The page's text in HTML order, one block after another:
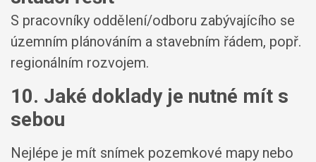
S pracovníky oddělení/odboru zabývajícího se
územním plánováním a stavebním řádem, popř.
regionálním rozvojem.
10. Jaké doklady je nutné mít s
sebou
Nejlépe je mít snímek pozemkové mapy nebo